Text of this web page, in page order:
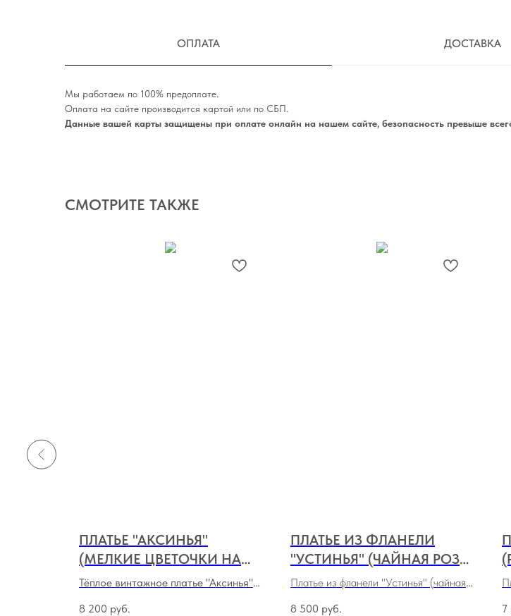
ОПЛАТА ДОСТАВКА
Мы работаем по 100% предоплате.
Оплата на сайте производится картой или по СБП.
Данные вашей карты защищены при оплате онлайн на нашем сайте, безопасность превыше
СМОТРИТЕ ТАКЖЕ
ПЛАТЬЕ "АКСИНЬЯ"
(МЕЛКИЕ ЦВЕТОЧКИ НА
БОРДО)
Тёплое винтажное платье "Аксинья"
8 200 руб.
ПЛАТЬЕ ИЗ ФЛАНЕЛИ
"УСТИНЬЯ" (ЧАЙНАЯ РОЗА
НА КРАСНОМ)
Платье из фланели "Устинья" (чайная
8 500 руб. 7